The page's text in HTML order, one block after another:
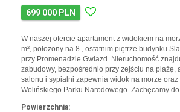
699 000 PLN
W naszej ofercie apartament z widokiem na
m², położony na 8., ostatnim piętrze budynku
przy Promenadzie Gwiazd. Nieruchomość
zabudowy, bezpośrednio przy zejściu na plażę,
salonu i sypialni zapewnia widok na morze oraz
Wolińskiego Parku Narodowego. Zachęcamy
Powierzchnia: